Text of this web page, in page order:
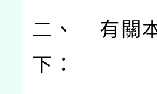
二、 有關
下：